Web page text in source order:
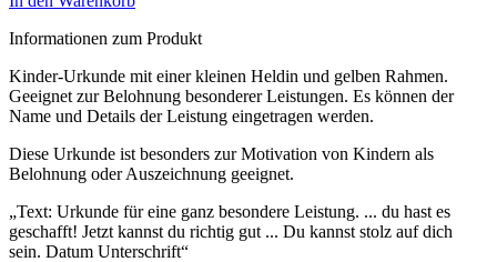
Informationen zum Produkt
Kinder-Urkunde mit einer kleinen Heldin und gelben Rahmen.
Geeignet zur Belohnung besonderer Leistungen. Es können der
Name und Details der Leistung eingetragen werden.
Diese Urkunde ist besonders zur Motivation von Kindern als
Belohnung oder Auszeichnung geeignet.
Text: Urkunde für eine ganz besondere Leistung. ... du hast es
geschafft! Jetzt kannst du richtig gut ... Du kannst stolz auf dich
sein. Datum Unterschrift